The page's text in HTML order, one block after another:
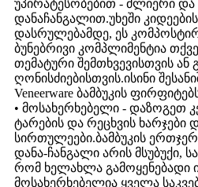
უპირატესობებით - ძლიერი და
დანაჩანგალით.უხეში
დასრულებამდე, ეს
ბუნებრივი კომპლიმენტია
თემატური შემთხვევისთვის ან
ღონისძიებისთვის.ისინი
Veneerware ბამბუკის
• მოსახერხებელი - დაზოგეთ
ტარების და რეცხვის ხარჯები
სირთულეები.ბამბუკის
დანა-ჩანგალი არის მსუბუქი,
რომ ხელახლა გამოყენებადი
მოსახერხებელია ყველა